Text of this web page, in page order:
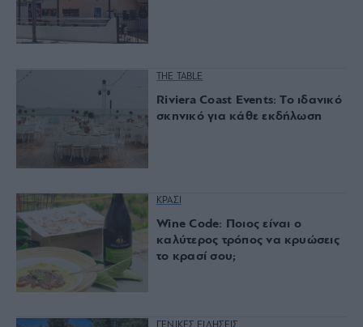
THE TABLE
Riviera Coast Events: Το ιδανικό
σκηνικό για κάθε εκδήλωση
ΚΡΑΣΙ
Wine Code: Ποιος είναι ο
καλύτερος τρόπος να κρυώσεις
το κρασί σου;